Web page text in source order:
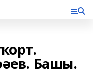
Башы.